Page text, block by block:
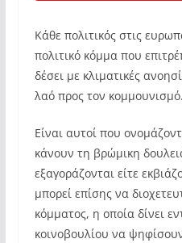
Κάθε πολιτικός στις
πολιτικό κόμμα που
δέσει με κλιματικές
λαό προς τον κομμουνισμό.
Είναι αυτοί που
κάνουν τη βρώμικη
εξαγοράζονται είτε
μπορεί επίσης να
κόμματος, η οποία δίνει
κοινοβουλίου να